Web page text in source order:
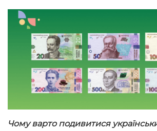
Чому варто подивитися